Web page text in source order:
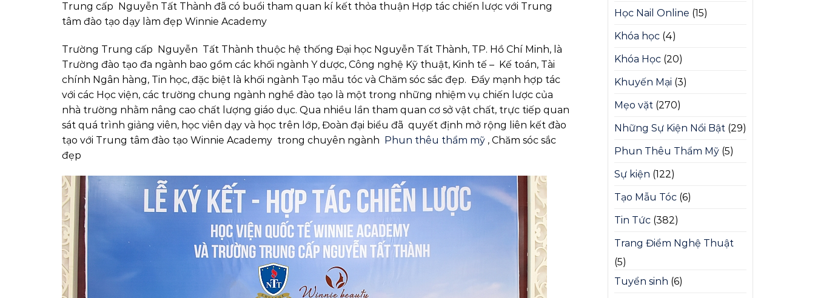
Trung cấp Nguyễn Tất Thành đã có buổi tham quan kí kết thỏa thuận Hợp tác chiến lược với Trung
tâm đào tạo dạy làm đẹp Winnie Academy
Trường Trung cấp Nguyễn Tất Thành thuộc hệ thống Đại học Nguyễn Tất Thành, TP. Hồ Chí Minh, là
Trường đào tạo đa ngành bao gồm các khối ngành Y dược, Công nghệ Kỹ thuật, Kinh tế – Kế toán, Tài
chính Ngân hàng, Tin học, đặc biệt là khối ngành Tạo mẫu tóc và Chăm sóc sắc đẹp. Đẩy mạnh hợp tác
với các Học viện, các trường chung ngành nghề đào tạo là một trong những nhiệm vụ chiến lược của
nhà trường nhằm nâng cao chất lượng giáo dục. Qua nhiều lần tham quan cơ sở vật chất, trực tiếp quan
sát quá trình giảng viên, học viên dạy và học trên lớp, Đoàn đại biểu đã quyết định mở rộng liên kết đào
tạo với Trung tâm đào tạo Winnie Academy trong chuyên ngành Phun thêu thẩm mỹ , Chăm sóc sắc
đẹp
Học Nail Online (15)
Khóa học (4)
Khóa Học (20)
Khuyến Mại (3)
Mẹo vặt (270)
Những Sự Kiện Nổi Bật (29)
Phun Thêu Thẩm Mỹ (5)
Sự kiện (122)
Tạo Mẫu Tóc (6)
Tin Tức (382)
Trang Điểm Nghệ Thuật
(5)
Tuyển sinh (6)